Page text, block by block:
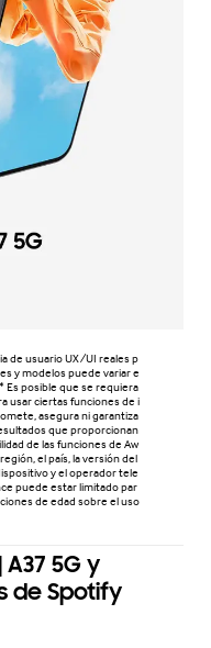
de usuario UX/UI reales p
y modelos puede variar e
Es posible que se requiera
usar ciertas funciones de i
asegura ni garantiza
que proporcionan
de las funciones de Aw
el país, la versión del
y el operador tele
puede estar limitado par
de edad sobre el uso
5G y
de Spotify